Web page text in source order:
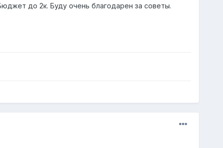
до 2к. Буду очень благодарен за советы.